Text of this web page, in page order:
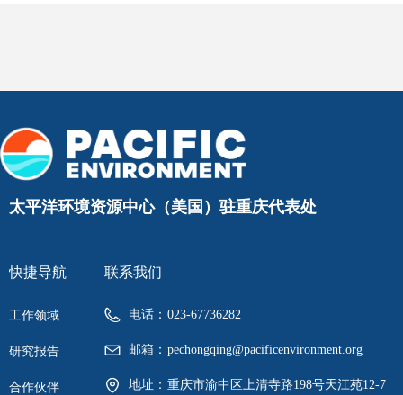
快捷导航
工作领域
研究报告
合作伙伴
联系我们
电话： 023-67736282
邮箱： pechongqing@pacificenvironment.org
地址： 重庆市渝中区上清寺路198号天江苑12-7
太平洋环境资源中心（美国）驻重庆代表处